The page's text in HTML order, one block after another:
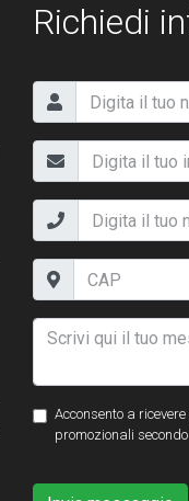
Richiedi
Acconsento a
promozionali